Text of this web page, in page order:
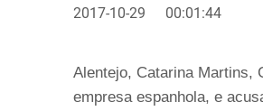
2017-10-29 00:01:44
Alentejo, Catarina Martins,
empresa espanhola, e